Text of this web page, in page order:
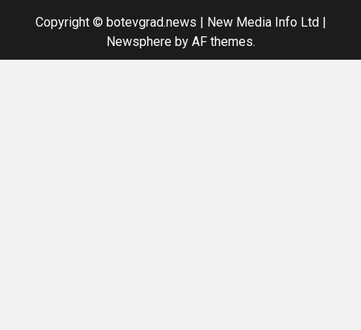
Copyright © botevgrad.news | New Media Info Ltd
Newsphereby AF themes.